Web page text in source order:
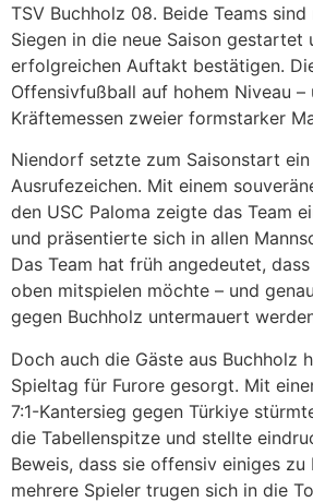
TSV Buchholz 08. Beide Teams
Siegen in die neue Saison gestartet
erfolgreichen Auftakt bestätigen.
Offensivfußball auf hohem Niveau –
Kräftemessen zweier formstarker
Niendorf setzte zum Saisonstart
Ausrufezeichen. Mit einem
den USC Paloma zeigte das Team
und präsentierte sich in allen
Das Team hat früh angedeutet,
oben mitspielen möchte – und
gegen Buchholz untermauert
Doch auch die Gäste aus Buchholz
Spieltag für Furore gesorgt. Mit
7:1-Kantersieg gegen Türkiye
die Tabellenspitze und stellte
Beweis, dass sie offensiv einiges
mehrere Spieler trugen sich in die